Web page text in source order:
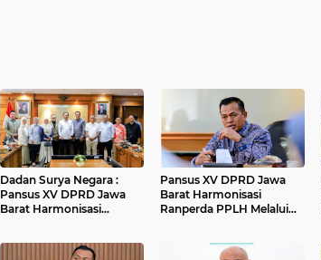
Dadan Surya Negara :
Pansus XV DPRD Jawa
Barat Harmonisasi
Pansus XV DPRD Jawa
Barat Harmonisasi
Ranperda PPLH Melalui